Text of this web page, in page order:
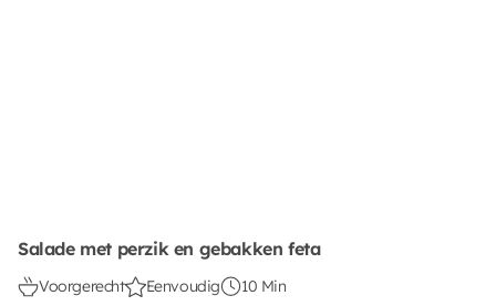
Salade met perzik en gebakken feta
Voorgerecht Eenvoudig 10 Min